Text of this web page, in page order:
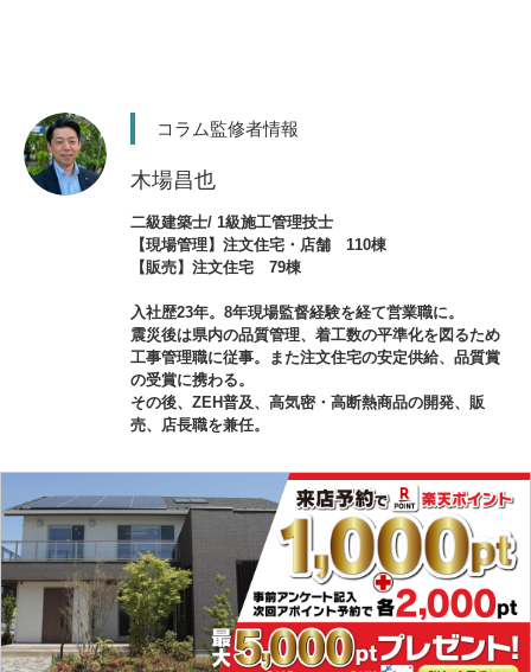
コラム監修者情報
木場昌也
二級建築士/ 1級施工管理技士
【現場管理】注文住宅・店舗 110棟
【販売】注文住宅 79棟
入社歴23年。8年現場監督経験を経て営業職に。
震災後は県内の品質管理、着工数の平準化を図るため
工事管理職に従事。また注文住宅の安定供給、品質賞
の受賞に携わる。
その後、ZEH普及、高気密・高断熱商品の開発、販
売、店長職を兼任。